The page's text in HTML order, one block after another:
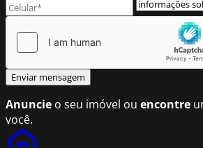
Enviar mensagem
Anuncie o seu imóvel ou encontre
você.